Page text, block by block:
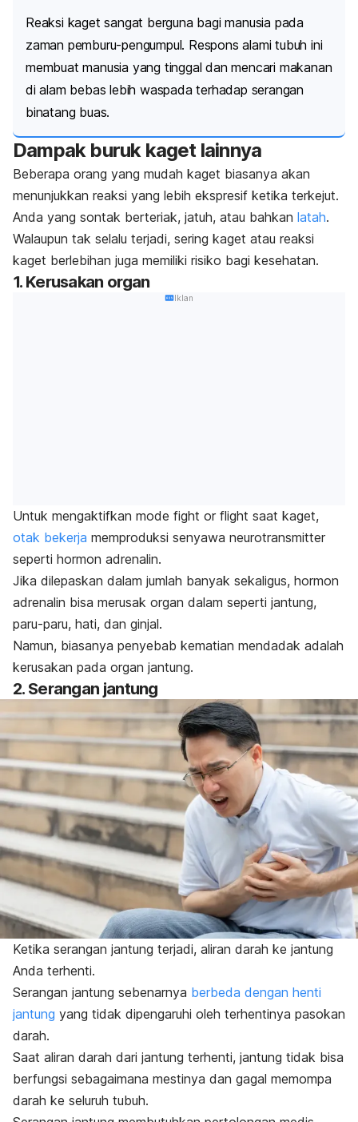
Reaksi kaget sangat berguna bagi manusia pada
zaman pemburu-pengumpul. Respons alami tubuh ini
membuat manusia yang tinggal dan mencari makanan
di alam bebas lebih waspada terhadap serangan
binatang buas.
Dampak buruk kaget lainnya
Beberapa orang yang mudah kaget biasanya akan
menunjukkan reaksi yang lebih ekspresif ketika terkejut.
Anda yang sontak berteriak, jatuh, atau bahkan latah.
Walaupun tak selalu terjadi, sering kaget atau reaksi
kaget berlebihan juga memiliki risiko bagi kesehatan.
1. Kerusakan organ
Iklan
Untuk mengaktifkan mode fight or flight saat kaget,
otak bekerja memproduksi senyawa neurotransmitter
seperti hormon adrenalin.
Jika dilepaskan dalam jumlah banyak sekaligus, hormon
adrenalin bisa merusak organ dalam seperti jantung,
paru-paru, hati, dan ginjal.
Namun, biasanya penyebab kematian mendadak adalah
kerusakan pada organ jantung.
2. Serangan jantung
Ketika serangan jantung terjadi, aliran darah ke jantung
Anda terhenti.
Serangan jantung sebenarnya berbeda dengan henti
jantung yang tidak dipengaruhi oleh terhentinya pasokan
darah.
Saat aliran darah dari jantung terhenti, jantung tidak bisa
berfungsi sebagaimana mestinya dan gagal memompa
darah ke seluruh tubuh.